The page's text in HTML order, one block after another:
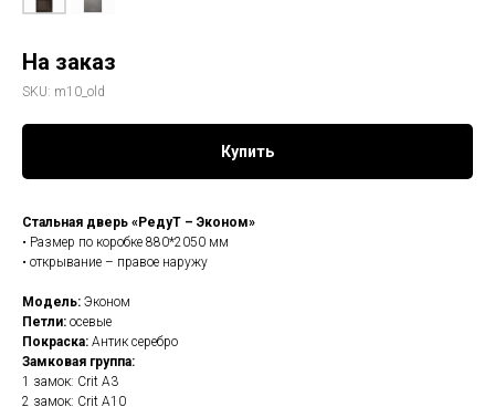
На заказ
SKU: m10_old
Купить
Стальная дверь «РедуТ – Эконом»
• Размер по коробке 880*2050 мм
• открывание – правое наружу
Модель: Эконом
Петли: осевые
Покраска: Антик серебро
Замковая группа:
1 замок: Crit А3
2 замок: Crit А10